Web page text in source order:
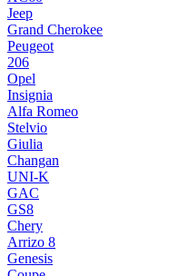
Jeep
Grand Cherokee
Peugeot
206
Opel
Insignia
Alfa Romeo
Stelvio
Giulia
Changan
UNI-K
GAC
GS8
Chery
Arrizo 8
Genesis